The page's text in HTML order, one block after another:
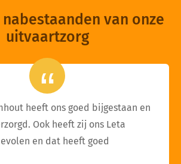
van onze
uitvaartzorg
heeft ons goed bijgestaan en
Ook heeft zij ons Leta
en dat heeft goed